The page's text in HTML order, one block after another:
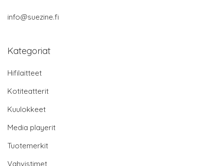
info@suezine.fi
Kategoriat
Hifilaitteet
Kotiteatterit
Kuulokkeet
Media playerit
Tuotemerkit
Vahvistimet